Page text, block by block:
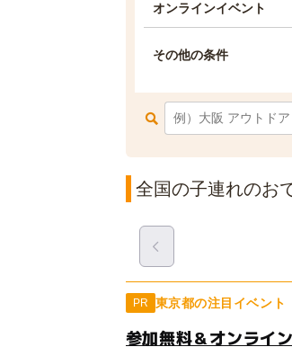
オンラインイベント
その他の条件
全国の子連れのお
PR 東京都の注目イベント
参加無料＆オンライ